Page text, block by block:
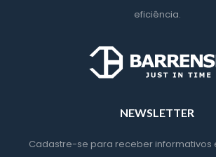
eficiência.
NEWSLETTER
Cadastre-se para receber informativos